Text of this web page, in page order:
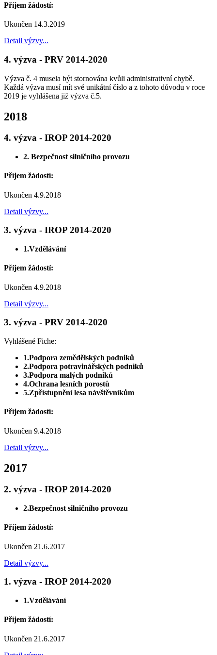
Příjem žádostí:
Ukončen 14.3.2019
Detail výzvy...
4. výzva - PRV 2014-2020
Výzva č. 4 musela být stornována kvůli administrativní chybě.
Každá výzva musí mít své unikátní číslo a z tohoto důvodu v roce
2019 je vyhlášena již výzva č.5.
2018
4. výzva - IROP 2014-2020
2. Bezpečnost silničního provozu
Příjem žádostí:
Ukončen 4.9.2018
Detail výzvy...
3. výzva - IROP 2014-2020
1.Vzdělávání
Příjem žádostí:
Ukončen 4.9.2018
Detail výzvy...
3. výzva - PRV 2014-2020
Vyhlášené Fiche:
1.Podpora zemědělských podniků
2.Podpora potravinářských podniků
3.Podpora malých podniků
4.Ochrana lesních porostů
5.Zpřístupnění lesa návštěvníkům
Příjem žádostí:
Ukončen 9.4.2018
Detail výzvy...
2017
2. výzva - IROP 2014-2020
2.Bezpečnost silničního provozu
Příjem žádostí:
Ukončen 21.6.2017
Detail výzvy...
1. výzva - IROP 2014-2020
1.Vzdělávání
Příjem žádostí:
Ukončen 21.6.2017